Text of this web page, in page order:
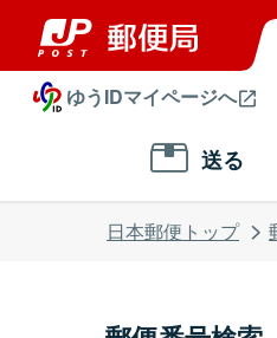
ゆうIDマイページへ
送る
日本郵便トップ